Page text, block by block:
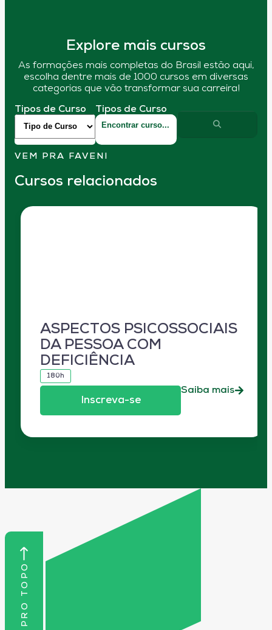
Explore mais cursos
As formações mais completas do Brasil estão aqui,
escolha dentre mais de 1000 cursos em diversas
categorias que vão transformar sua carreira!
Tipos de Curso Tipos de Curso
VEM PRA FAVENI
Cursos relacionados
ASPECTOS PSICOSSOCIAIS
DA PESSOA COM
DEFICIÊNCIA
180h
Inscreva-se
Saiba mais